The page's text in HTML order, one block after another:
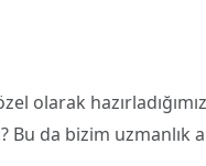
olarak
da bizim uzmanlık